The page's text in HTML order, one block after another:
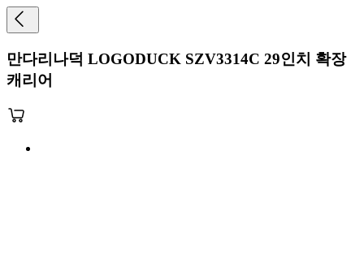
만다리나덕 LOGODUCK SZV3314C 29인치 확장
캐리어